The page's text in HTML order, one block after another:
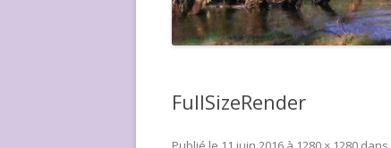
LE FESTIVAL DEPUIS 2015 – QUI
SOMMES-NOUS ?
LE
FullSizeRender